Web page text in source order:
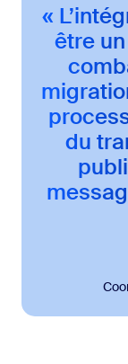
«
être
du